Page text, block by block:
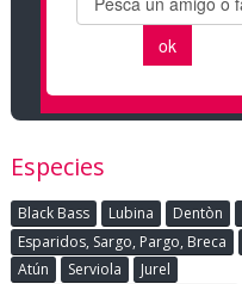
Especies
Black Bass Lubina Dentòn
Esparidos, Sargo, Pargo, Breca
Atún
Serviola
Jurel